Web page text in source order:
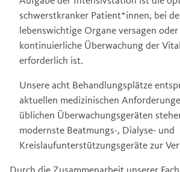
schwerstkranker Patient*innen, bei
lebenswichtige Organe versagen
kontinuierliche Überwachung der
erforderlich ist.
Unsere acht Behandlungsplätze
aktuellen medizinischen
üblichen Überwachungsgeräten
modernste Beatmungs-, Dialyse- und
Kreislaufunterstützungsgeräte zur
Durch die Zusammenarbeit unserer